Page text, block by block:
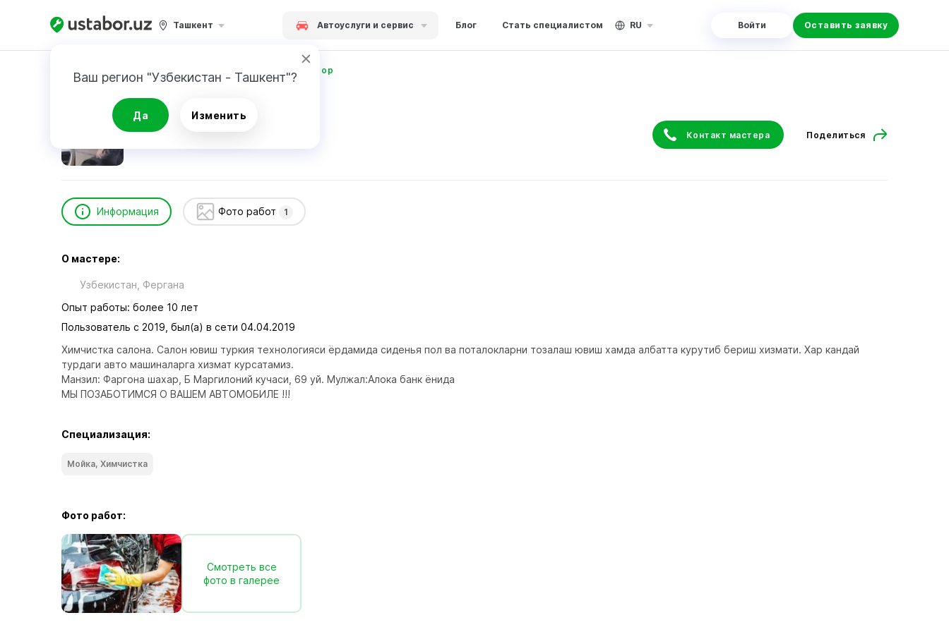
Ташкент Автоуслуги и сервис Блог Стать специалистом RU Войти Оставить заявку
Ваш регион "Узбекистан - Ташкент"?
Да Изменить
Главная Автоуслуги и сервис Администратор
Администратор
Контакт мастера Поделиться
Информация Фото работ 1
О мастере:
Узбекистан, Фергана
Опыт работы: более 10 лет
Пользователь с 2019, был(а) в сети 04.04.2019
Химчистка салона. Салон ювиш туркия технологияси ёрдамида сиденья пол ва поталокларни тозалаш ювиш хамда албатта курутиб бериш хизмати. Хар кандай
турдаги авто машиналарга хизмат курсатамиз.
Манзил: Фаргона шахар, Б Маргилоний кучаси, 69 уй. Мулжал:Алока банк ёнида
МЫ ПОЗАБОТИМСЯ О ВАШЕМ АВТОМОБИЛЕ !!!
Специализация:
Мойка, Химчистка
Фото работ:
Смотреть все
фото в галерее